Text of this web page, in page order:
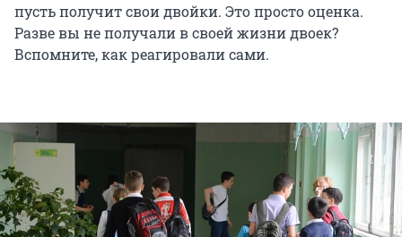
пусть получит свои двойки. Это просто оценка.
Разве вы не получали в своей жизни двоек?
Вспомните, как реагировали сами.